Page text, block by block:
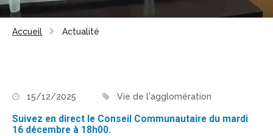
Accueil Actualité
15/12/2025 Vie de l'agglomération
Suivez en direct le Conseil Communautaire du mardi
16 décembre à 18h00.